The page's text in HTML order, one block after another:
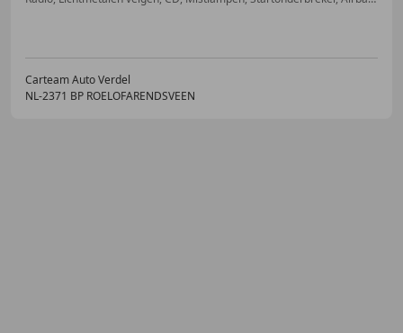
Carteam Auto Verdel
NL-2371 BP ROELOFARENDSVEEN